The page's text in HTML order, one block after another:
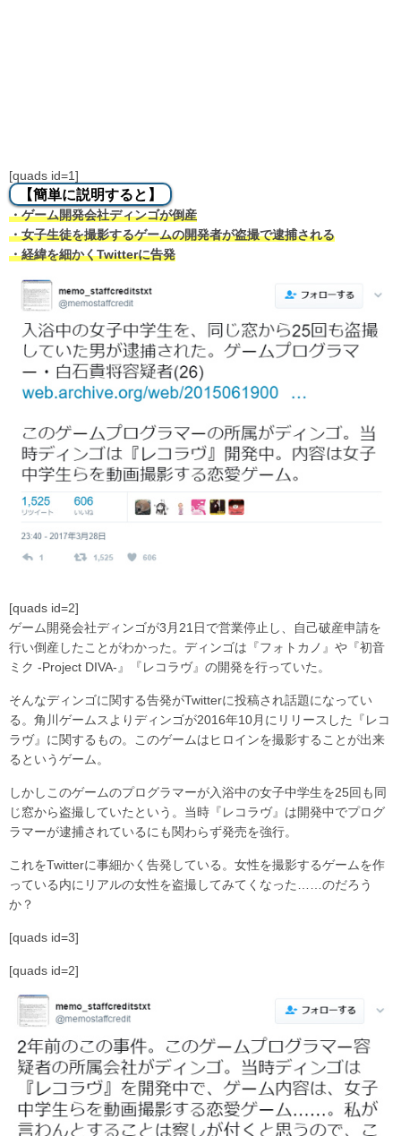
[quads id=1]
【簡単に説明すると】
・ゲーム開発会社ディンゴが倒産
・女子生徒を撮影するゲームの開発者が盗撮で逮捕される
・経緯を細かくTwitterに告発
[quads id=2]
ゲーム開発会社ディンゴが3月21日で営業停止し、自己破産申請を
行い倒産したことがわかった。ディンゴは『フォトカノ』や『初音
ミク -Project DIVA-』『レコラヴ』の開発を行っていた。
そんなディンゴに関する告発がTwitterに投稿され話題になってい
る。角川ゲームスよりディンゴが2016年10月にリリースした『レコ
ラヴ』に関するもの。このゲームはヒロインを撮影することが出来
るというゲーム。
しかしこのゲームのプログラマーが入浴中の女子中学生を25回も同
じ窓から盗撮していたという。当時『レコラヴ』は開発中でプログ
ラマーが逮捕されているにも関わらず発売を強行。
これをTwitterに事細かく告発している。女性を撮影するゲームを作
っている内にリアルの女性を盗撮してみてくなった……のだろう
か？
[quads id=3]
[quads id=2]